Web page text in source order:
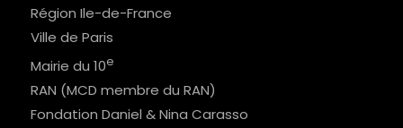
Région Ile-de-France
Ville de Paris
Mairie du 10e
RAN (MCD membre du RAN)
Fondation Daniel & Nina Carasso